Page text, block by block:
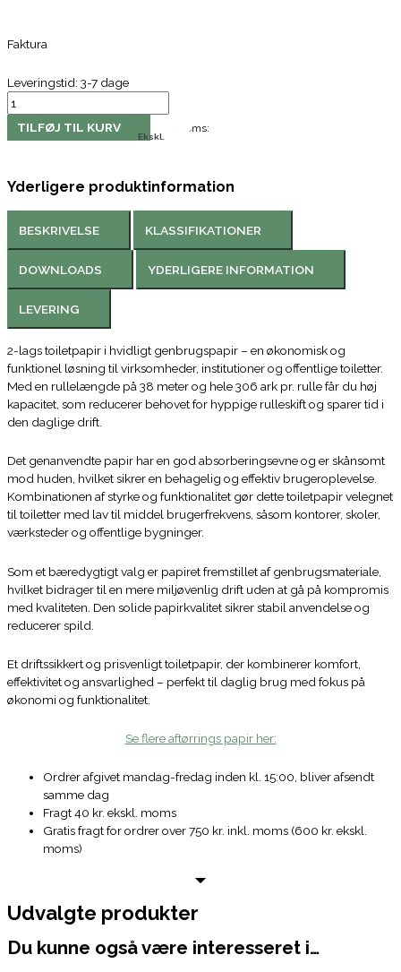
Faktura
Leveringstid: 3-7 dage
TILFØJ TIL KURV Moms:
Ekskl.
Yderligere produktinformation
BESKRIVELSE KLASSIFIKATIONER
DOWNLOADS YDERLIGERE INFORMATION
LEVERING
2-lags toiletpapir i hvidligt genbrugspapir – en økonomisk og
funktionel løsning til virksomheder, institutioner og offentlige toiletter.
Med en rullelængde på 38 meter og hele 306 ark pr. rulle får du høj
kapacitet, som reducerer behovet for hyppige rulleskift og sparer tid i
den daglige drift.
Det genanvendte papir har en god absorberingsevne og er skånsomt
mod huden, hvilket sikrer en behagelig og effektiv brugeroplevelse.
Kombinationen af styrke og funktionalitet gør dette toiletpapir velegnet
til toiletter med lav til middel brugerfrekvens, såsom kontorer, skoler,
værksteder og offentlige bygninger.
Som et bæredygtigt valg er papiret fremstillet af genbrugsmateriale,
hvilket bidrager til en mere miljøvenlig drift uden at gå på kompromis
med kvaliteten. Den solide papirkvalitet sikrer stabil anvendelse og
reducerer spild.
Et driftssikkert og prisvenligt toiletpapir, der kombinerer komfort,
effektivitet og ansvarlighed – perfekt til daglig brug med fokus på
økonomi og funktionalitet.
Se flere aftørrings papir her:
Ordrer afgivet mandag-fredag inden kl. 15:00, bliver afsendt
samme dag
Fragt 40 kr. ekskl. moms
Gratis fragt for ordrer over 750 kr. inkl. moms (600 kr. ekskl.
moms)
Udvalgte produkter
Du kunne også være interesseret i…